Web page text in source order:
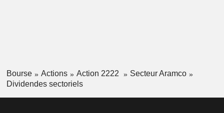
Bourse Actions Action 2222
Secteur Aramco
Dividendes sectoriels